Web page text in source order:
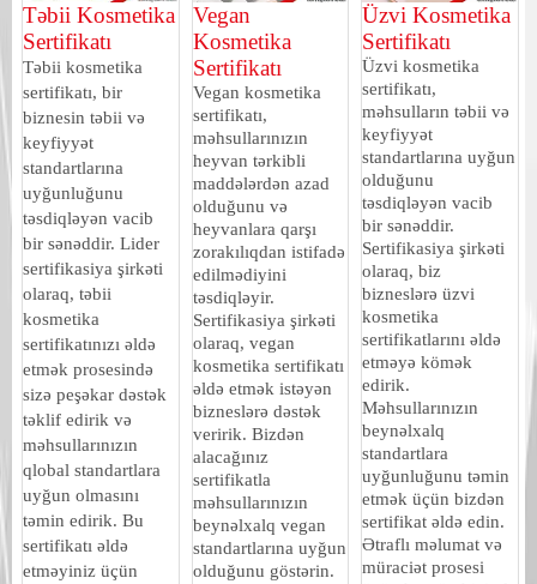
Təbii Kosmetika
Sertifikatı
Təbii kosmetika
sertifikatı, bir
biznesin təbii və
keyfiyyət
standartlarına
uyğunluğunu
təsdiqləyən vacib
bir sənəddir. Lider
sertifikasiya şirkəti
olaraq, təbii
kosmetika
sertifikatınızı əldə
etmək prosesində
sizə peşəkar dəstək
təklif edirik və
məhsullarınızın
qlobal standartlara
uyğun olmasını
təmin edirik. Bu
sertifikatı əldə
etməyiniz üçün
Vegan
Kosmetika
Sertifikatı
Vegan kosmetika
sertifikatı,
məhsullarınızın
heyvan tərkibli
maddələrdən azad
olduğunu və
heyvanlara qarşı
zorakılıqdan istifadə
edilmədiyini
təsdiqləyir.
Sertifikasiya şirkəti
olaraq, vegan
kosmetika sertifikatı
əldə etmək istəyən
bizneslərə dəstək
veririk. Bizdən
alacağınız
sertifikatla
məhsullarınızın
beynəlxalq vegan
standartlarına uyğun
olduğunu göstərin.
Üzvi Kosmetika
Sertifikatı
Üzvi kosmetika
sertifikatı,
məhsulların təbii və
keyfiyyət
standartlarına uyğun
olduğunu
təsdiqləyən vacib
bir sənəddir.
Sertifikasiya şirkəti
olaraq, biz
bizneslərə üzvi
kosmetika
sertifikatlarını əldə
etməyə kömək
edirik.
Məhsullarınızın
beynəlxalq
standartlara
uyğunluğunu təmin
etmək üçün bizdən
sertifikat əldə edin.
Ətraflı məlumat və
müraciət prosesi